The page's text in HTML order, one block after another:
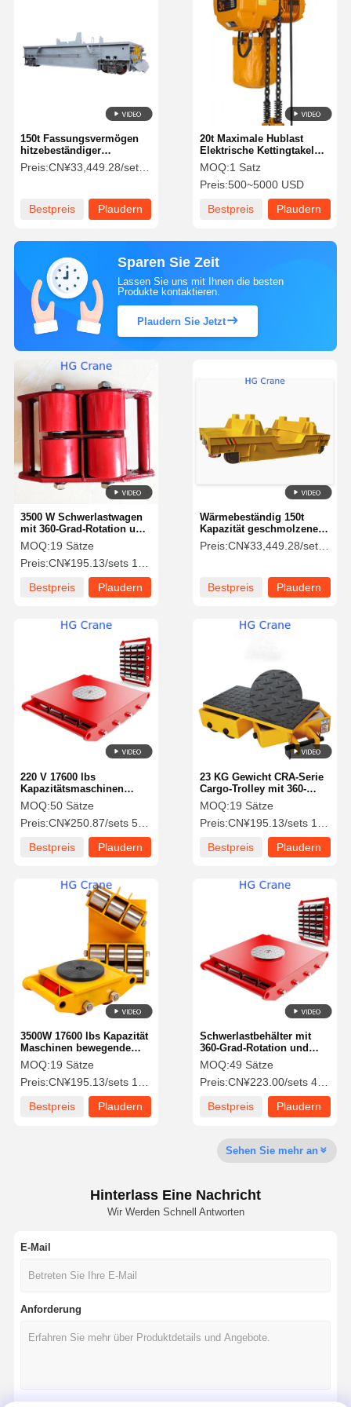
Startseite Produkte Über Uns
Fabrik Tour
Qualitätskont
Rolle
Kontakt Nachrichten
Plaudern Sie
Jetzt
150t Fassungsvermögen
hitzebeständiger
Stahlgießpfannen-
Transportwagen mit
den industriellen Einsatz
Preis:CN¥33,449.28/sets >=1 sets
Bestpreis
Plaudern
20t Maximale Hublast
Elektrische Kettingtakel
met Aangepaste Spanning
voor Industriële
Kraantoepassingen
MOQ:1 Satz
Preis:500~5000 USD
Bestpreis
Plaudern
Sparen Sie Zeit
Lassen Sie uns mit Ihnen die besten
Produkte kontaktieren.
Plaudern Sie Jetzt
Wärmebeständig 150t
Kapazität geschmolzener
Stahl-Ladel-Transfer-Auto
mit Dual-Driving-System
Preis:CN¥33,449.28/sets >=1 sets
Bestpreis
Plaudern
3500 W Schwerlastwagen
mit 360-Grad-Rotation und
2000*2000*600 Tischgröße
für die Bewegung von
Geräten
MOQ:19 Sätze
Preis:CN¥195.13/sets 19-99 sets
Bestpreis
Plaudern
23 KG Gewicht CRA-Serie
Cargo-Trolley mit 360-
Grad-Drehung und 3500 W
Leistung für effizienten
Transport
MOQ:19 Sätze
Preis:CN¥195.13/sets 19-99 sets
Bestpreis
Plaudern
220 V 17600 lbs
Kapazitätsmaschinen
Schlittschuh mit 360°
Drehung für den Transport
schwerer Ausrüstung
MOQ:50 Sätze
Preis:CN¥250.87/sets 50-99 sets
Bestpreis
Plaudern
Schwerlastbehälter mit
360-Grad-Rotation und
Stahl- und PU-Rädern für
einen effizienten
Gütertransport
MOQ:49 Sätze
Preis:CN¥223.00/sets 49-99 sets
Bestpreis
Plaudern
3500W 17600 lbs Kapazität
Maschinen bewegende
Schlittschuh mit 360°
Drehung für den Transport
schwerer Ausrüstung
MOQ:19 Sätze
Preis:CN¥195.13/sets 19-99 sets
Bestpreis
Plaudern
Sehen Sie mehr an
Hinterlass Eine Nachricht
Wir Werden Schnell Antworten
E-Mail
Anforderung